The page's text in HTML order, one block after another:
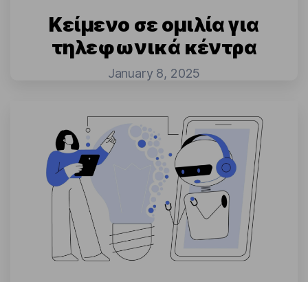
Κείμενο σε ομιλία για
τηλεφωνικά κέντρα
January 8, 2025